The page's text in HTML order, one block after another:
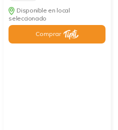
Disponible en local
seleccionado
Comprar